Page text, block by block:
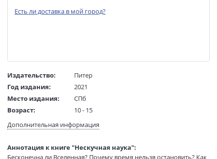
Есть ли доставка в мой город?
Издательство:
Питер
Год издания:
2021
Место издания:
СПб
Возраст:
10 - 15
Язык текста:
русский
Формат:
60х90 1/8
Размеры в мм
290x220x10
Дополнительная информация
Аннотация к книге "Нескучная наука":
Бесконечна ли Вселенная? Почему время нельзя остановить? Как